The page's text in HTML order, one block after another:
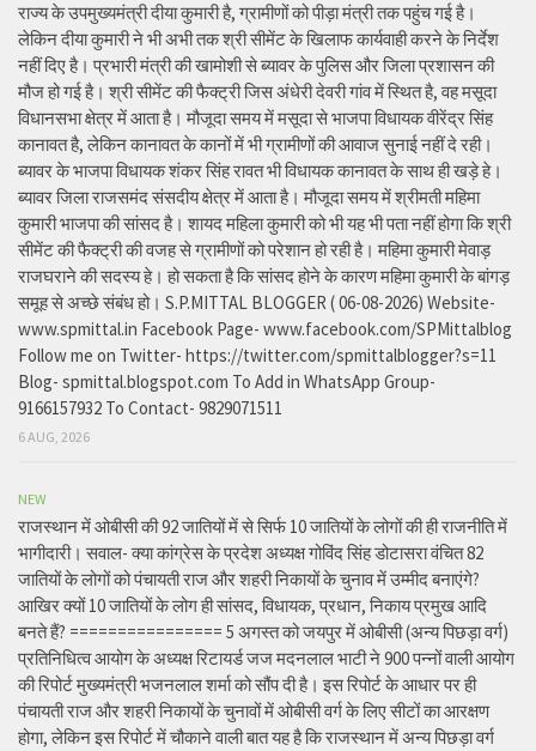
राज्य के उपमुख्यमंत्री दीया कुमारी है, ग्रामीणों को पीड़ा मंत्री तक पहुंच गई है।
लेकिन दीया कुमारी ने भी अभी तक श्री सीमेंट के खिलाफ कार्यवाही करने के निर्देश
नहीं दिए है। प्रभारी मंत्री की खामोशी से ब्यावर के पुलिस और जिला प्रशासन की
मौज हो गई है। श्री सीमेंट की फैक्ट्री जिस अंधेरी देवरी गांव में स्थित है, वह मसूदा
विधानसभा क्षेत्र में आता है। मौजूदा समय में मसूदा से भाजपा विधायक वीरेंद्र सिंह
कानावत है, लेकिन कानावत के कानों में भी ग्रामीणों की आवाज सुनाई नहीं दे रही।
ब्यावर के भाजपा विधायक शंकर सिंह रावत भी विधायक कानावत के साथ ही खड़े हे।
ब्यावर जिला राजसमंद संसदीय क्षेत्र में आता है। मौजूदा समय में श्रीमती महिमा
कुमारी भाजपा की सांसद है। शायद महिला कुमारी को भी यह भी पता नहीं होगा कि श्री
सीमेंट की फैक्ट्री की वजह से ग्रामीणों को परेशान हो रही है। महिमा कुमारी मेवाड़
राजघराने की सदस्य हे। हो सकता है कि सांसद होने के कारण महिमा कुमारी के बांगड़
समूह से अच्छे संबंध हो। S.P.MITTAL BLOGGER ( 06-08-2026) Website-
www.spmittal.in Facebook Page- www.facebook.com/SPMittalblog
Follow me on Twitter- https://twitter.com/spmittalblogger?s=11
Blog- spmittal.blogspot.com To Add in WhatsApp Group-
9166157932 To Contact- 9829071511
6 AUG, 2026
NEW
राजस्थान में ओबीसी की 92 जातियों में से सिर्फ 10 जातियों के लोगों की ही राजनीति में
भागीदारी। सवाल- क्या कांग्रेस के प्रदेश अध्यक्ष गोविंद सिंह डोटासरा वंचित 82
जातियों के लोगों को पंचायती राज और शहरी निकायों के चुनाव में उम्मीद बनाएंगे?
आखिर क्यों 10 जातियों के लोग ही सांसद, विधायक, प्रधान, निकाय प्रमुख आदि
बनते हैं? ================ 5 अगस्त को जयपुर में ओबीसी (अन्य पिछड़ा वर्ग)
प्रतिनिधित्व आयोग के अध्यक्ष रिटायर्ड जज मदनलाल भाटी ने 900 पन्नों वाली आयोग
की रिपोर्ट मुख्यमंत्री भजनलाल शर्मा को सौंप दी है। इस रिपोर्ट के आधार पर ही
पंचायती राज और शहरी निकायों के चुनावों में ओबीसी वर्ग के लिए सीटों का आरक्षण
होगा, लेकिन इस रिपोर्ट में चौकाने वाली बात यह है कि राजस्थान में अन्य पिछड़ा वर्ग